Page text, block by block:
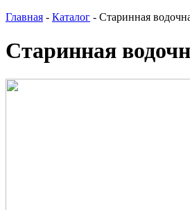
Главная - Каталог - Старинная
Старинная